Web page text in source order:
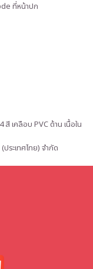
ที่หน้าปก
เคลือบ PVC ด้าน เนื้อใน
ะเทศไทย) จำกัด